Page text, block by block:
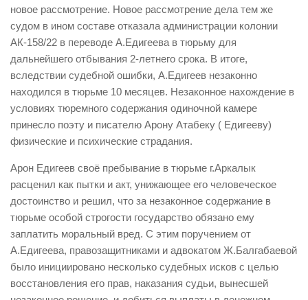
новое рассмотрение. Новое рассмотрение дела тем же
судом в ином составе отказала администрации колонии
АК-158/22 в переводе А.Едигеева в тюрьму для
дальнейшего отбывания 2-летнего срока. В итоге,
вследствии судебной ошибки, А.Едигеев незаконно
находился в тюрьме 10 месяцев. Незаконное нахождение в
условиях тюремного содержания одиночной камере
принесло поэту и писателю Арону Атабеку ( Едигееву)
физические и психические страдания.
Арон Едигеев своё пребывание в тюрьме г.Аркалык
расценил как пытки и акт, унижающее его человеческое
достоинство и решил, что за незаконное содержание в
тюрьме особой строгости государство обязано ему
заплатить моральный вред. С этим поручением от
А.Едигеева, правозащитниками и адвокатом Ж.Балгабаевой
было инициировано несколько судебных исков с целью
восстановления его прав, наказания судьи, вынесшей